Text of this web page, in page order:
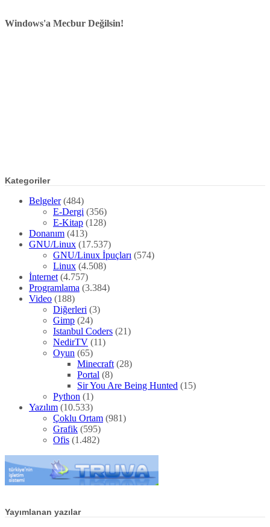
Windows'a Mecbur Değilsin!
Kategoriler
Belgeler(484)
E-Dergi (356)
E-Kitap (128)
Donanım (413)
GNU/Linux (17.537)
GNU/Linux İpuçları (574)
Linux (4.508)
İnternet(4.757)
Programlama (3.384)
Video (188)
Diğerleri (3)
Gimp (24)
Istanbul Coders (21)
NedirTV (11)
Oyun (65)
Minecraft(28)
Portal (8)
Sir You Are Being Hunted (15)
Python (1)
Yazılım (10.533)
Çoklu Ortam (981)
Grafik (595)
Ofis (1.482)
Yayımlanan yazılar